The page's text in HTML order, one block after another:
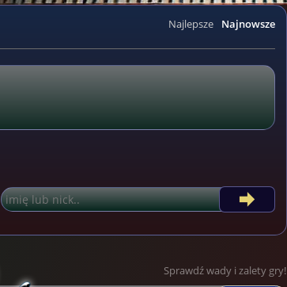
Najnowsze
Najlepsze
Sprawdź wady i zalety gry!